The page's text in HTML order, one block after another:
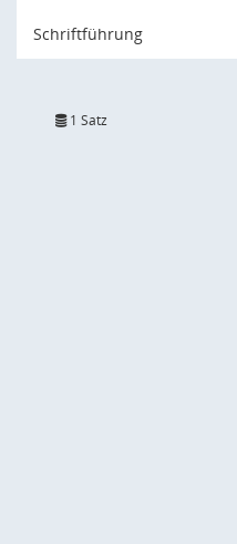
Schriftführung
1 Satz